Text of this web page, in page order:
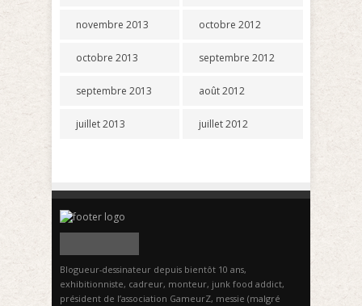
novembre 2013
octobre 2013
septembre 2013
juillet 2013
octobre 2012
septembre 2012
août 2012
juillet 2012
Blogueur-dessinateur depuis bientôt 10 ans,
exhibitionniste, cadreur, monteur, junk food addict,
président de l’association GameurZ, messie (malgré